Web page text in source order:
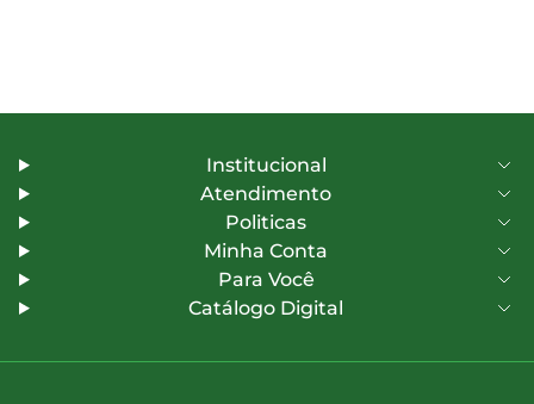
Institucional
Atendimento
Politicas
Minha Conta
Para Você
Catálogo Digital